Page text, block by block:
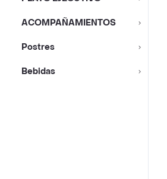
ACOMPAÑAMIENTOS
Postres
Bebidas